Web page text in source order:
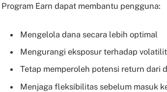
Program Earn dapat membantu pengguna:
Mengelola dana secara lebih optimal
Mengurangi eksposur terhadap
Tetap memperoleh potensi return dari
Menjaga fleksibilitas sebelum masuk